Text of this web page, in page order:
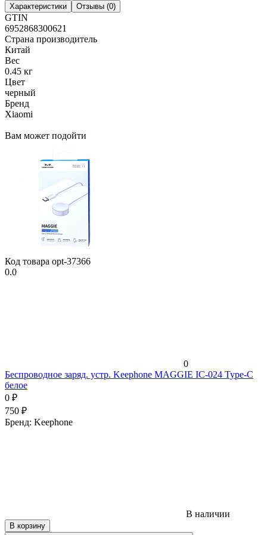
Характеристики Отзывы (0)
GTIN
6952868300621
Страна производитель
Китай
Вес
0.45 кг
Цвет
черный
Бренд
Xiaomi
Вам может подойти
Код товара opt-37366
0.0
0
Беспроводное заряд. устр. Keephone MAGGIE IC-024 Type-C
белое
0 ₽
750 ₽
Бренд: Keephone
В наличии
В корзину